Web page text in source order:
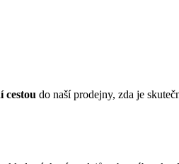
cestou do naší prodejny, zda je